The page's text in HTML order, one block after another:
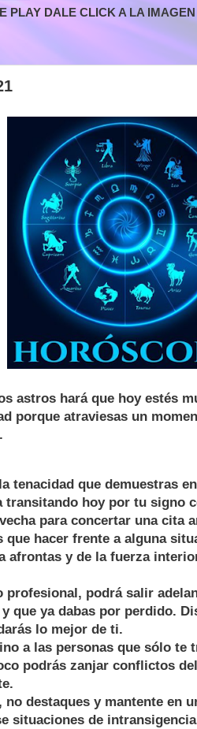
PLAY DALE CLICK A LA
astros hará que hoy estés
porque atraviesas un
tenacidad que demuestras
transitando hoy por tu signo
para concertar una cita
que hacer frente a alguna
afrontas y de la fuerza
profesional, podrá salir
que ya dabas por perdido.
lo mejor de ti.
a las personas que sólo
podrás zanjar conflictos
no destaques y mantente en
situaciones de